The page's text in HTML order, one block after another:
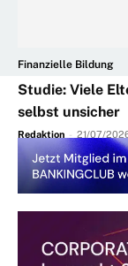
Finanzielle Bildung
Studie: Viele
selbst unsicher
Redaktion - 21/07/